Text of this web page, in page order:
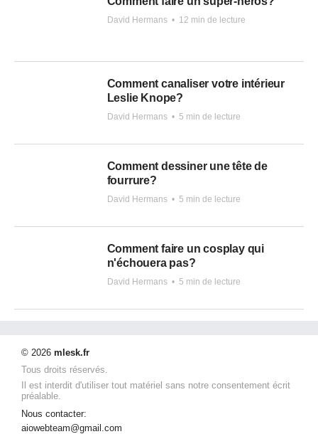
David Hermans • 12 min de lecture
Comment canaliser votre intérieur
Leslie Knope?
David Hermans • 5 min de lecture
Comment dessiner une tête de
fourrure?
David Hermans • 5 min de lecture
Comment faire un cosplay qui
n'échouera pas?
David Hermans • 5 min de lecture
© 2026 mlesk.fr
Tous droits réservés.
Il est interdit d'utiliser tout matériel sans notre consentement écrit
préalable.
Nous contacter:
aiowebteam@gmail.com